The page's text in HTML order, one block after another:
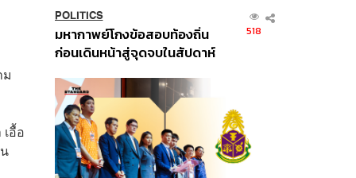
อื้อ
POLITICS
มหากาพย์โกงข้อสอบท้องถิ่น
ก่อนเดินหน้าสู่จุดจบในสัปดาห์
518